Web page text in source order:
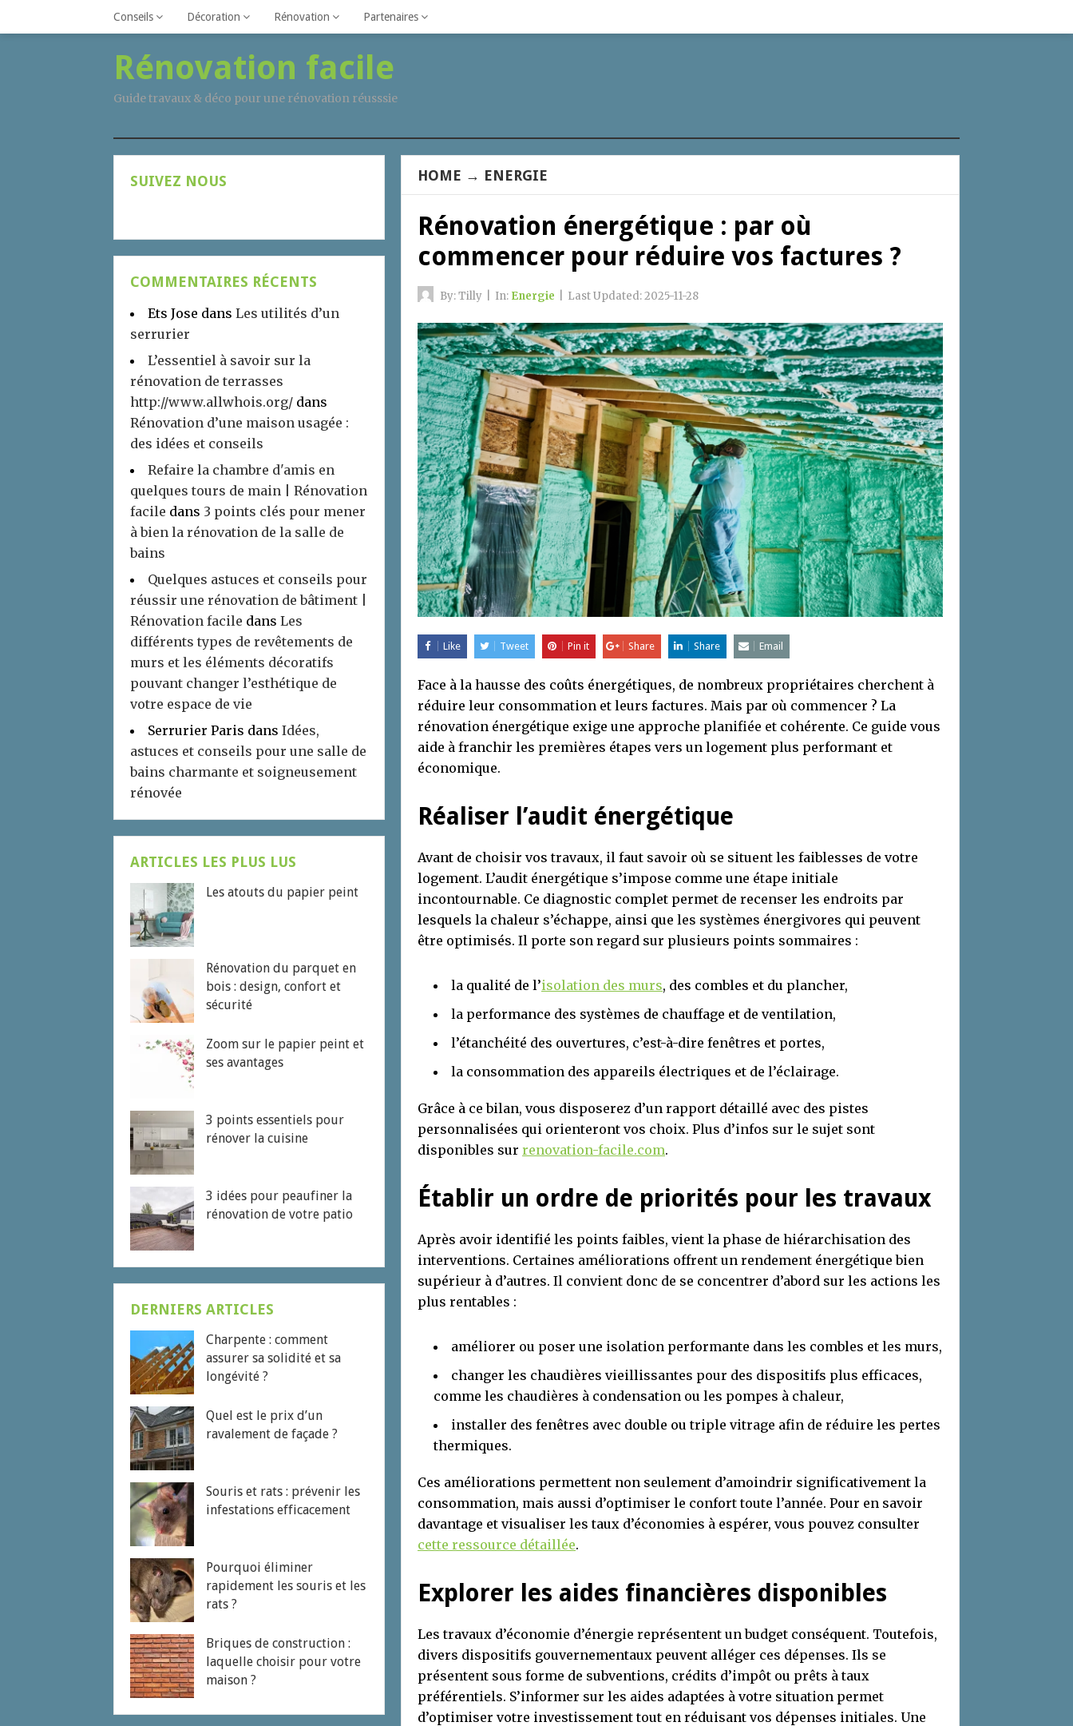
Conseils Décoration Rénovation Partenaires
Rénovation facile
Guide travaux & déco pour une rénovation réusssie
HOME → ENERGIE
Rénovation énergétique : par où
commencer pour réduire vos factures ?
By:Tilly In: Energie Last Updated:2025-11-28
Like Tweet Pin it Share Share Email
Face à la hausse des coûts énergétiques, de nombreux propriétaires cherchent à
réduire leur consommation et leurs factures. Mais par où commencer ? La
rénovation énergétique exige une approche planifiée et cohérente. Ce guide vous
aide à franchir les premières étapes vers un logement plus performant et
économique.
Réaliser l’audit énergétique
Avant de choisir vos travaux, il faut savoir où se situent les faiblesses de votre
logement. L’audit énergétique s’impose comme une étape initiale
incontournable. Ce diagnostic complet permet de recenser les endroits par
lesquels la chaleur s’échappe, ainsi que les systèmes énergivores qui peuvent
être optimisés. Il porte son regard sur plusieurs points sommaires :
la qualité de l’isolation des murs, des combles et du plancher,
la performance des systèmes de chauffage et de ventilation,
l’étanchéité des ouvertures, c’est-à-dire fenêtres et portes,
la consommation des appareils électriques et de l’éclairage.
Grâce à ce bilan, vous disposerez d’un rapport détaillé avec des pistes
personnalisées qui orienteront vos choix. Plus d’infos sur le sujet sont
disponibles sur renovation-facile.com.
Établir un ordre de priorités pour les travaux
Après avoir identifié les points faibles, vient la phase de hiérarchisation des
interventions. Certaines améliorations offrent un rendement énergétique bien
supérieur à d’autres. Il convient donc de se concentrer d’abord sur les actions les
plus rentables :
améliorer ou poser une isolation performante dans les combles et les murs,
changer les chaudières vieillissantes pour des dispositifs plus efficaces,
comme les chaudières à condensation ou les pompes à chaleur,
installer des fenêtres avec double ou triple vitrage afin de réduire les pertes
thermiques.
Ces améliorations permettent non seulement d’amoindrir significativement la
consommation, mais aussi d’optimiser le confort toute l’année. Pour en savoir
davantage et visualiser les taux d’économies à espérer, vous pouvez consulter
cette ressource détaillée.
Explorer les aides financières disponibles
Les travaux d’économie d’énergie représentent un budget conséquent. Toutefois,
divers dispositifs gouvernementaux peuvent alléger ces dépenses. Ils se
présentent sous forme de subventions, crédits d’impôt ou prêts à taux
préférentiels. S’informer sur les aides adaptées à votre situation permet
d’optimiser votre investissement tout en réduisant vos dépenses initiales. Une
SUIVEZ NOUS
COMMENTAIRES RÉCENTS
Ets Jose dans Les utilités d’un
serrurier
L’essentiel à savoir sur la
rénovation de terrasses
http://www.allwhois.org/ dans
Rénovation d’une maison usagée :
des idées et conseils
Refaire la chambre d'amis en
quelques tours de main | Rénovation
facile dans 3 points clés pour mener
à bien la rénovation de la salle de
bains
Quelques astuces et conseils pour
réussir une rénovation de bâtiment |
Rénovation facile dans Les
différents types de revêtements de
murs et les éléments décoratifs
pouvant changer l’esthétique de
votre espace de vie
Serrurier Paris dans Idées,
astuces et conseils pour une salle de
bains charmante et soigneusement
rénovée
ARTICLES LES PLUS LUS
Les atouts du papier peint
Rénovation du parquet en
bois : design, confort et
sécurité
Zoom sur le papier peint et
ses avantages
3 points essentiels pour
rénover la cuisine
3 idées pour peaufiner la
rénovation de votre patio
DERNIERS ARTICLES
Charpente : comment
assurer sa solidité et sa
longévité ?
Quel est le prix d’un
ravalement de façade ?
Souris et rats : prévenir les
infestations efficacement
Pourquoi éliminer
rapidement les souris et les
rats ?
Briques de construction :
laquelle choisir pour votre
maison ?